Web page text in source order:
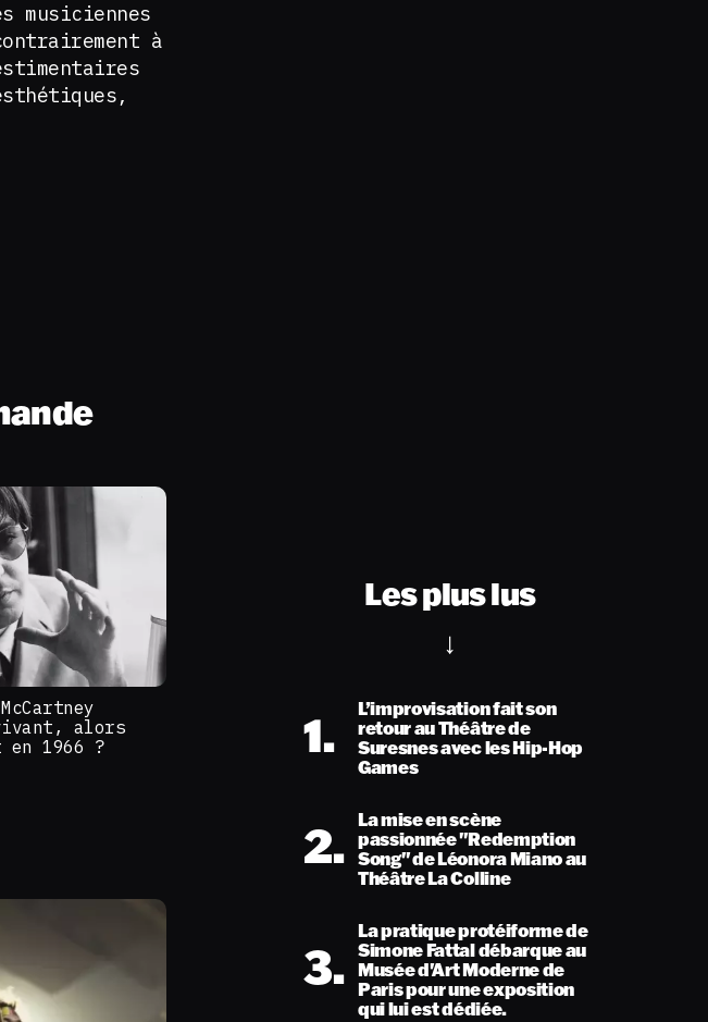
musiciennes
à
alors
1966 ?
Les plus lus
1.
L’improvisation fait son
retour au Théâtre de
Suresnes avec les Hip-Hop
Games
2. La mise en scène
passionnée "Redemption
Song" de Léonora Miano au
Théâtre La Colline
3.
La pratique protéiforme de
Simone Fattal débarque au
Musée d'Art Moderne de
Paris pour une exposition
qui lui est dédiée.